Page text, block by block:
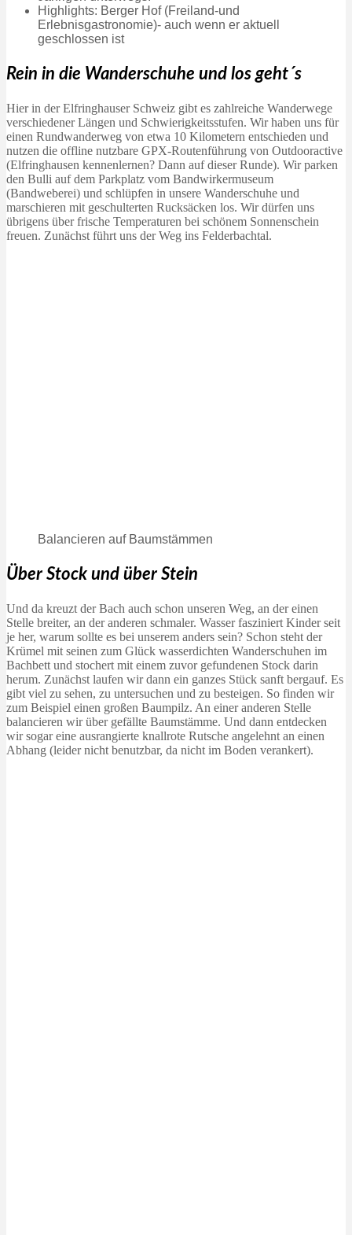
Highlights: Berger Hof (Freiland-und
Erlebnisgastronomie)- auch wenn er aktuell
geschlossen ist
Rein in die Wanderschuhe und los geht´s
Hier in der Elfringhauser Schweiz gibt es zahlreiche Wanderwege
verschiedener Längen und Schwierigkeitsstufen. Wir haben uns für
einen Rundwanderweg von etwa 10 Kilometern entschieden und
nutzen die offline nutzbare GPX-Routenführung von Outdooractive
(Elfringhausen kennenlernen? Dann auf dieser Runde). Wir parken
den Bulli auf dem Parkplatz vom Bandwirkermuseum
(Bandweberei) und schlüpfen in unsere Wanderschuhe und
marschieren mit geschulterten Rucksäcken los. Wir dürfen uns
übrigens über frische Temperaturen bei schönem Sonnenschein
freuen. Zunächst führt uns der Weg ins Felderbachtal.
Balancieren auf Baumstämmen
Über Stock und über Stein
Und da kreuzt der Bach auch schon unseren Weg, an der einen
Stelle breiter, an der anderen schmaler. Wasser fasziniert Kinder seit
je her, warum sollte es bei unserem anders sein? Schon steht der
Krümel mit seinen zum Glück wasserdichten Wanderschuhen im
Bachbett und stochert mit einem zuvor gefundenen Stock darin
herum. Zunächst laufen wir dann ein ganzes Stück sanft bergauf. Es
gibt viel zu sehen, zu untersuchen und zu besteigen. So finden wir
zum Beispiel einen großen Baumpilz. An einer anderen Stelle
balancieren wir über gefällte Baumstämme. Und dann entdecken
wir sogar eine ausrangierte knallrote Rutsche angelehnt an einen
Abhang (leider nicht benutzbar, da nicht im Boden verankert).